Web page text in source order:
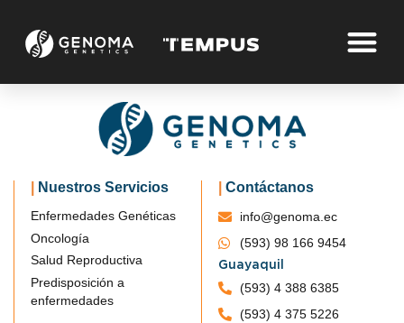
Nuestros Servicios
Enfermedades Genéticas
Oncología
Salud Reproductiva
Predisposición a
enfermedades
Contáctanos
info@genoma.ec
(593) 98 166 9454
Guayaquil
(593) 4 388 6385
(593) 4 375 5226
Dr Jeremy M.House
Home Dr Jeremy M.House